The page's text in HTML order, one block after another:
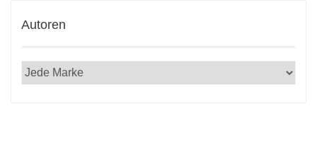
Autoren